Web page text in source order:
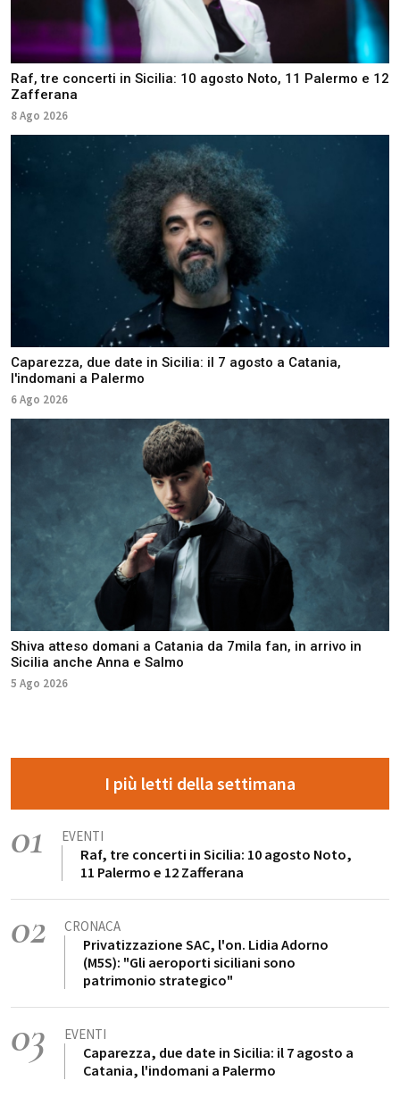
Raf, tre concerti in Sicilia: 10 agosto Noto, 11 Palermo e 12
Zafferana
8 Ago 2026
Caparezza, due date in Sicilia: il 7 agosto a Catania,
l'indomani a Palermo
6 Ago 2026
Shiva atteso domani a Catania da 7mila fan, in arrivo in
Sicilia anche Anna e Salmo
5 Ago 2026
I più letti della settimana
01 EVENTI
Raf, tre concerti in Sicilia: 10 agosto Noto,
11 Palermo e 12 Zafferana
02 CRONACA
Privatizzazione SAC, l'on. Lidia Adorno
(M5S): "Gli aeroporti siciliani sono
patrimonio strategico"
03 EVENTI
Caparezza, due date in Sicilia: il 7 agosto a
Catania, l'indomani a Palermo